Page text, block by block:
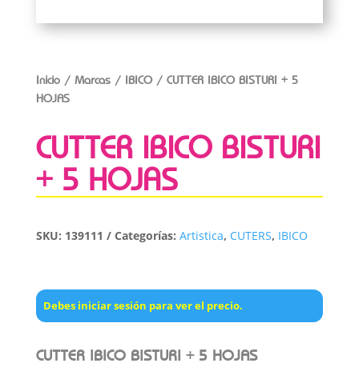
Inicio/ Marcas/ IBICO/ CUTTER IBICO BISTURI + 5
HOJAS
CUTTER IBICO BISTURI
+ 5 HOJAS
SKU: 139111 Categorías: Artistica, CUTERS, IBICO
Debes iniciar sesión para ver el precio.
CUTTER IBICO BISTURI + 5 HOJAS